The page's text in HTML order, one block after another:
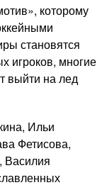
которому
становятся
игроков, многие
выйти на лед
Ильи
Фетисова,
Василия